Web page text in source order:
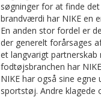
søgninger for at finde
brandværdi har NIKE en
En anden stor fordel er
der generelt forårsages
et langvarigt
fodtøjsbranchen har
NIKE har også sine
sportstøj. Andre klagede